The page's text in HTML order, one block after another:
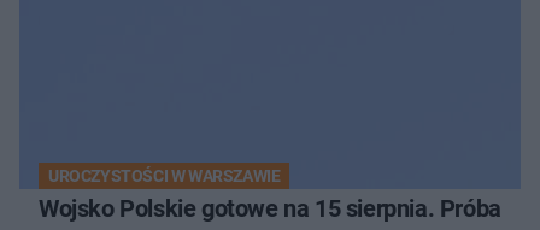
UROCZYSTOŚCI W WARSZAWIE
Wojsko Polskie gotowe na 15 sierpnia. Próba